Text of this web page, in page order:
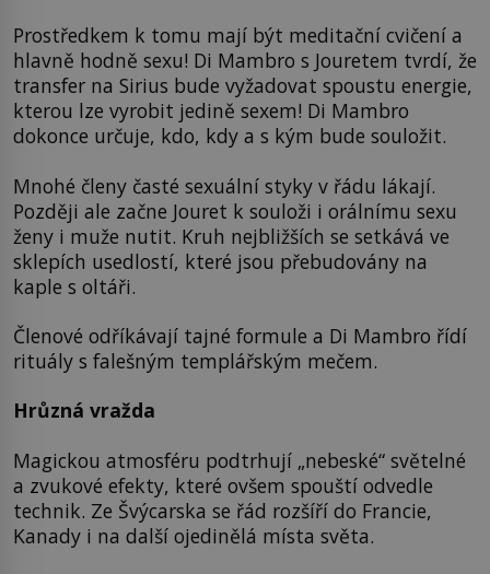
Prostředkem k tomu mají být meditační cvičení a
hlavně hodně sexu! Di Mambro s Jouretem tvrdí, že
transfer na Sirius bude vyžadovat spoustu energie,
kterou lze vyrobit jedině sexem! Di Mambro
dokonce určuje, kdo, kdy a s kým bude souložit.
Mnohé členy časté sexuální styky v řádu lákají.
Později ale začne Jouret k souloži i orálnímu sexu
ženy i muže nutit. Kruh nejbližších se setkává ve
sklepích usedlostí, které jsou přebudovány na
kaple s oltáři.
Členové odříkávají tajné formule a Di Mambro řídí
rituály s falešným templářským mečem.
Hrůzná vražda
Magickou atmosféru podtrhují „nebeské“ světelné
a zvukové efekty, které ovšem spouští odvedle
technik. Ze Švýcarska se řád rozšíří do Francie,
Kanady i na další ojedinělá místa světa.